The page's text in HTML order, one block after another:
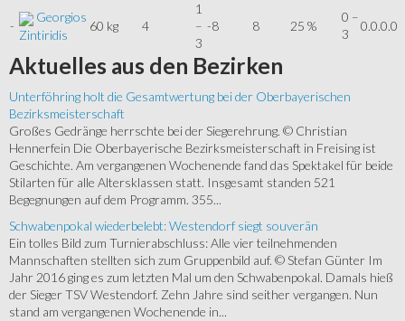
-
Georgios
Zintiridis
60 kg 4
1
–
3
-8 8 25 %
0 –
3
0.0.0.0
Aktuelles aus den Bezirken
Unterföhring holt die Gesamtwertung bei der Oberbayerischen
Bezirksmeisterschaft
Großes Gedränge herrschte bei der Siegerehrung. © Christian
Hennerfein Die Oberbayerische Bezirksmeisterschaft in Freising ist
Geschichte. Am vergangenen Wochenende fand das Spektakel für beide
Stilarten für alle Altersklassen statt. Insgesamt standen 521
Begegnungen auf dem Programm. 355...
Schwabenpokal wiederbelebt: Westendorf siegt souverän
Ein tolles Bild zum Turnierabschluss: Alle vier teilnehmenden
Mannschaften stellten sich zum Gruppenbild auf. © Stefan Günter Im
Jahr 2016 ging es zum letzten Mal um den Schwabenpokal. Damals hieß
der Sieger TSV Westendorf. Zehn Jahre sind seither vergangen. Nun
stand am vergangenen Wochenende in...